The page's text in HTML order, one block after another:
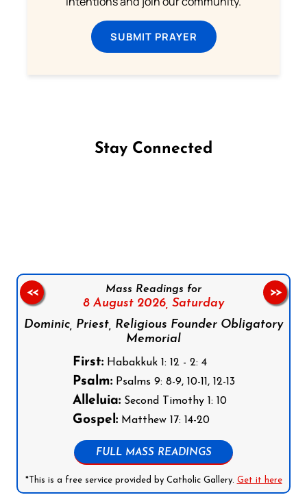
SUBMIT PRAYER
Stay Connected
Mass Readings for
8 August 2026, Saturday
Dominic, Priest, Religious Founder Obligatory
Memorial
First:Habakkuk 1: 12 - 2: 4
Psalm:Psalms 9: 8-9, 10-11, 12-13
Alleluia:Second Timothy 1: 10
Gospel:Matthew 17: 14-20
FULL MASS READINGS
*This is a free service provided by Catholic Gallery. Get it here
<< >>